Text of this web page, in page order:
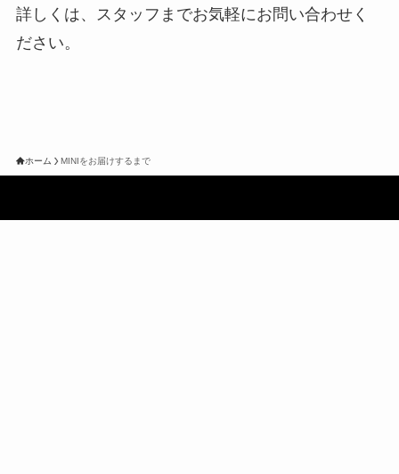
詳しくは、スタッフまでお気軽にお問い合わせく
ださい。
ホーム MINIをお届けするまで